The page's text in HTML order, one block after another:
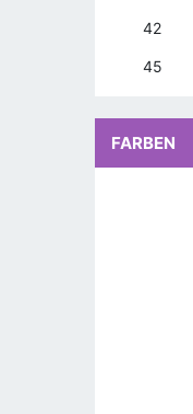
42
45
FARBEN